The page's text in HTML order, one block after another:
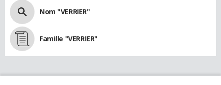
Nom "VERRIER"
Famille "VERRIER"